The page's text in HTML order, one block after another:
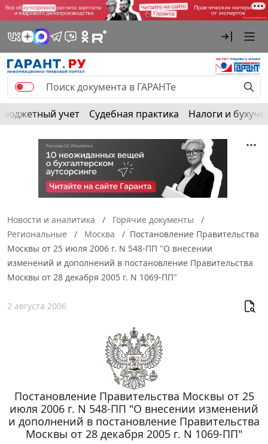
Бюджетный учет Судебная практика Налоги и
Новости и аналитика
Горячие документы
Региональные
Москва
Постановление Правительства
Москвы от 25 июля 2006 г. N 548-ПП "О внесении
изменений и дополнений в постановление Правительства
Москвы от 28 декабря 2005 г. N 1069-ПП"
2 августа 2006
Постановление Правительства Москвы от 25
июля 2006 г. N 548-ПП "О внесении изменений
и дополнений в постановление Правительства
Москвы от 28 декабря 2005 г. N 1069-ПП"